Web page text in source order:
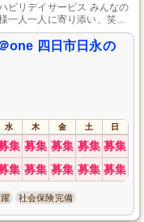
ビリデイサービス みんなの
一人一人に寄り添い、笑顔
問。新しい環境でスキルを
働けます。詳しい情報はお
one 四日市日永の
水 木 金 土 日
集 募集 募集 募集 募集
集 募集 募集 募集 募集
社会保険完備